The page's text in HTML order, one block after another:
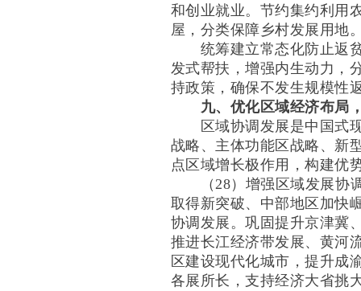
和创业就业。节约集约利用
屋，分类保障乡村发展用地
统筹建立常态化防止返贫
发式帮扶，增强内生动力，
持政策，确保不发生规模性
九、优化区域经济布局
区域协调发展是中国式现
战略、主体功能区战略、新
点区域增长极作用，构建优
（28）增强区域发展协调
取得新突破、中部地区加快
协调发展。巩固提升京津冀
推进长江经济带发展、黄河
区建设现代化城市，提升成
各展所长，支持经济大省挑